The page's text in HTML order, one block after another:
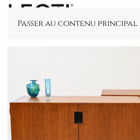
Passer au contenu principal